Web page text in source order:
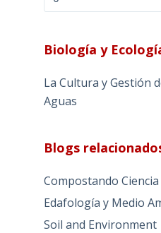
Biología y
La Cultura y Gestión
Aguas
Blogs
Compostando
Edafología y Medio
Soil and Environment